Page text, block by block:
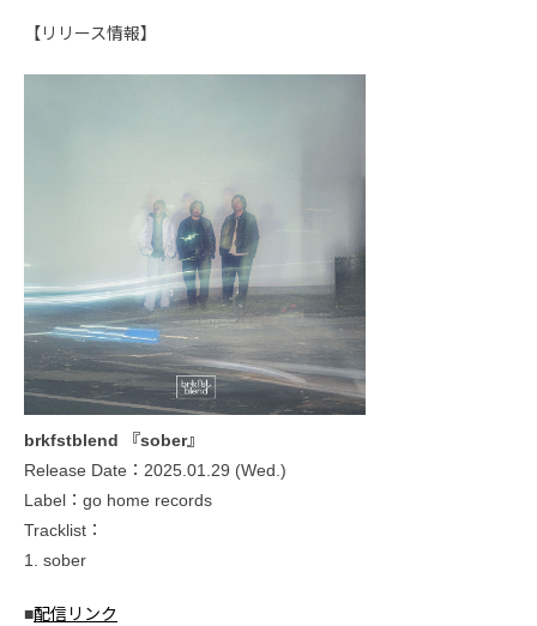
【リリース情報】
brkfstblend 『sober』
Release Date：2025.01.29 (Wed.)
Label：go home records
Tracklist：
1. sober
■配信リンク